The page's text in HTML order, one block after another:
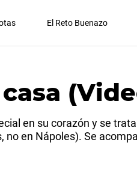
El Reto Buenazo
en su corazón y se
no en Nápoles). Se